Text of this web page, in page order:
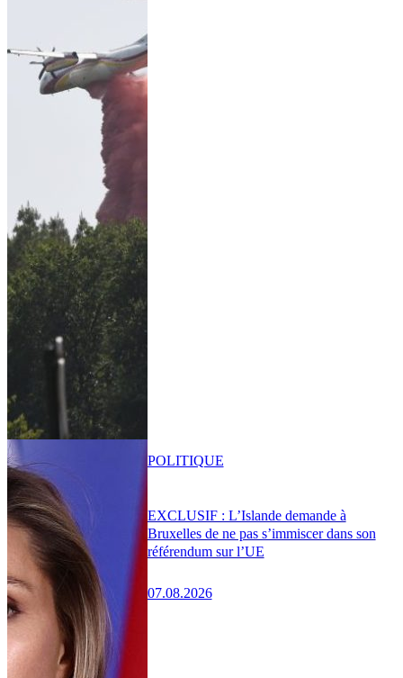
EXCLUSIF : L’Islande demande à
Bruxelles de ne pas s’immiscer dans son
référendum sur l’UE
07.08.2026
POLITIQUE